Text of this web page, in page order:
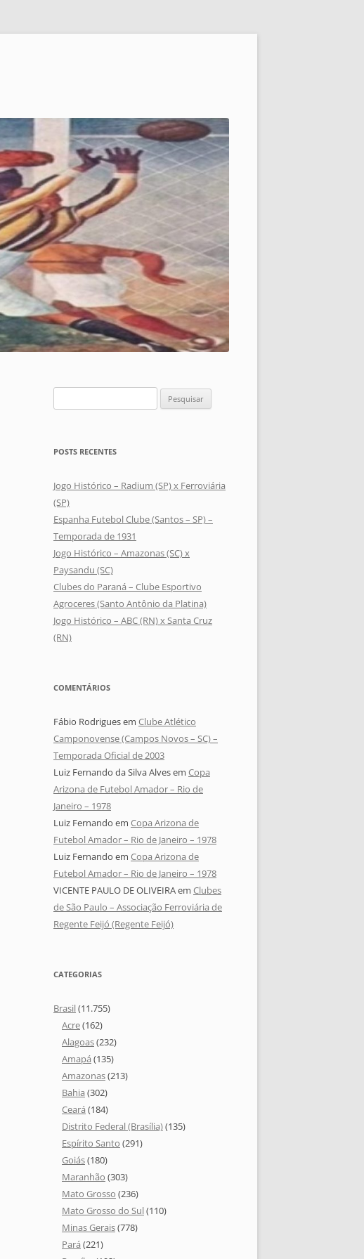
por:
POSTS RECENTES
Jogo Histórico – Radium (SP) x Ferroviária
(SP)
Espanha Futebol Clube (Santos – SP) –
Temporada de 1931
Jogo Histórico – Amazonas (SC) x
Paysandu (SC)
Clubes do Paraná – Clube Esportivo
Agroceres (Santo Antônio da Platina)
Jogo Histórico – ABC (RN) x Santa Cruz
(RN)
COMENTÁRIOS
Fábio Rodriguesem Clube Atlético
Camponovense (Campos Novos – SC) –
Temporada Oficial de 2003
Luiz Fernando da Silva Alvesem Copa
Arizona de Futebol Amador – Rio de
Janeiro – 1978
Luiz Fernando em Copa Arizona de
Futebol Amador – Rio de Janeiro – 1978
Luiz Fernando em Copa Arizona de
Futebol Amador – Rio de Janeiro – 1978
VICENTE PAULO DE OLIVEIRAem Clubes
de São Paulo – Associação Ferroviária de
Regente Feijó (Regente Feijó)
CATEGORIAS
Brasil(11.755)
Acre(162)
Alagoas(232)
Amapá (135)
Amazonas(213)
Bahia (302)
Ceará (184)
Distrito Federal (Brasília)(135)
Espírito Santo (291)
Goiás(180)
Maranhão (303)
Mato Grosso (236)
Mato Grosso do Sul(110)
Minas Gerais(778)
Pará (221)